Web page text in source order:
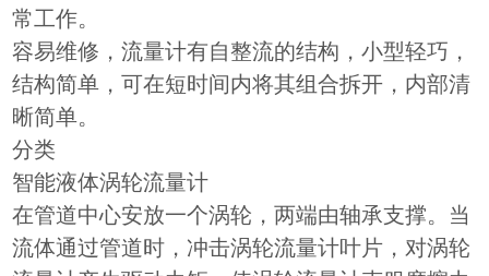
常工作。
容易维修，流量计有自整流的结构，小型轻巧，
结构简单，可在短时间内将其组合拆开，内部清
晰简单。
分类
智能液体涡轮流量计
在管道中心安放一个涡轮，两端由轴承支撑。当
流体通过管道时，冲击涡轮流量计叶片，对涡轮